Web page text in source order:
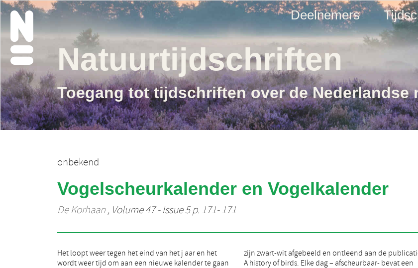
Deelnemers
Natuurtijdschriften
Toegang tot tijdschriften over de Nederlandse
onbekend
Vogelscheurkalender en Vogelkalender
De Korhaan, Volume 47 - Issue 5 p. 171- 171
Het loopt weer tegen het eind van het j aar en het
wordt weer tijd om aan een nieuwe kalender te gaan
zijn zwart-wit afgebeeld en ontleend aan de publicatie
A history of birds. Elke dag – afscheurbaar- bevat een